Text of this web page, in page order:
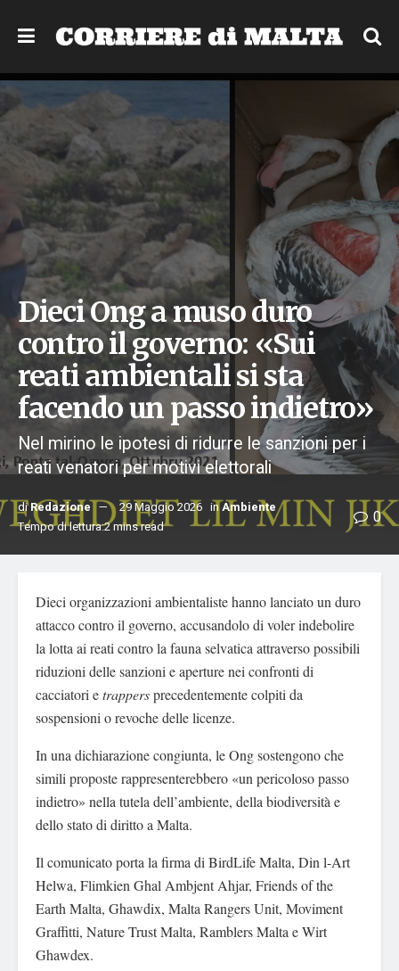
Dieci Ong a muso duro
contro il governo: «Sui
reati ambientali si sta
facendo un passo indietro»
Nel mirino le ipotesi di ridurre le sanzioni per i
reati venatori per motivi elettorali
di Redazione 29 Maggio 2026 in Ambiente
Tempo di lettura:2 mins read
0
Dieci organizzazioni ambientaliste hanno lanciato un duro
attacco contro il governo, accusandolo di voler indebolire
la lotta ai reati contro la fauna selvatica attraverso possibili
riduzioni delle sanzioni e aperture nei confronti di
cacciatori etrappersprecedentemente colpiti da
sospensioni o revoche delle licenze.
In una dichiarazione congiunta, le Ong sostengono che
simili proposte rappresenterebbero «un pericoloso passo
indietro» nella tutela dell’ambiente, della biodiversità e
dello stato di diritto a Malta.
Il comunicato porta la firma di BirdLife Malta, Din l-Art
Helwa, Flimkien Ghal Ambjent Ahjar, Friends of the
Earth Malta, Ghawdix, Malta Rangers Unit, Moviment
Graffitti, Nature Trust Malta, Ramblers Malta e Wirt
Ghawdex.